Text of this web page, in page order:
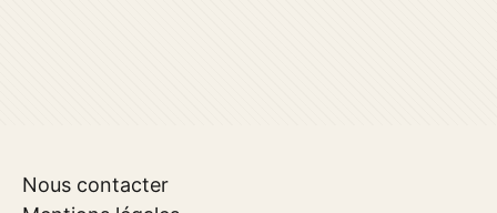
Nous contacter